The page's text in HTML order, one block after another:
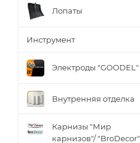
Лопаты
Инструмент
Электроды "GOODEL"
Внутренняя отделка
Карнизы "Мир
карнизов"/ "BroDecor"